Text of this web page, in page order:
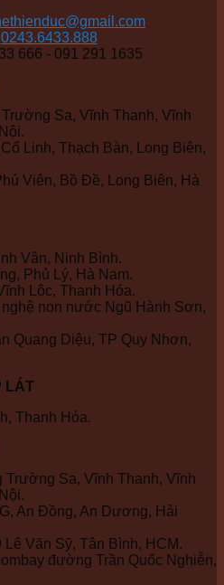
0243.6433.888
666 - 091 291 1635
Sa, Vĩnh Thanh, Vĩnh
Linh, Thạch Bàn, Long Biên,
Viên, Bồ Đề, Long Biên, Hà
Vân, Ninh Bình.
Phủ Lý, Hà Nam.
Lộc, Thanh Hóa.
non nước Ngũ Hành Sơn,
Quang Diệu, TP Quy Nhơn,
LÁT
Thanh Hóa.
Sa, Vĩnh Thanh, Vĩnh
An Đồng, An Dương, Hải
Văn Sỹ, Tân Bình, HCM.
đường Trần Quốc Nghiễn,